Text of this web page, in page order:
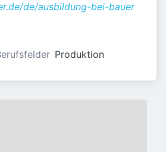
de/ausbildung-bei-bauer
Produktion